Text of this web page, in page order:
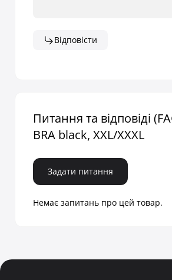
Відповісти
Питання та відповіді
BRA black, XXL/XXXL
Задати питання
Немає запитань про цей товар.